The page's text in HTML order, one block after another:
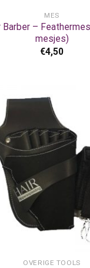
MES
Barber –
mesjes)
€4,50
OVERIGE TOOLS